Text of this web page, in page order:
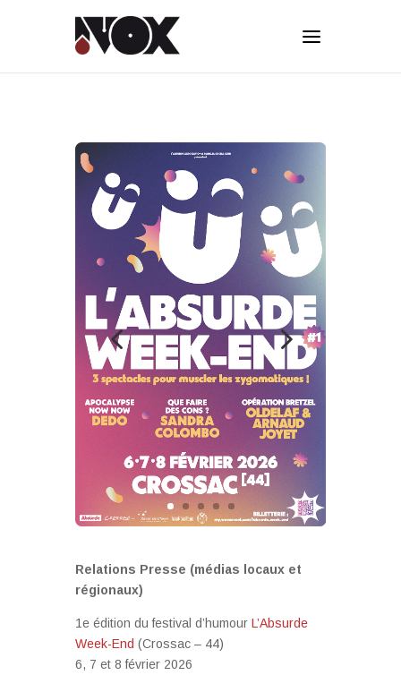
Relations Presse (médias locaux et
régionaux)
1e édition du festival d’humour L’Absurde
Week-End (Crossac – 44)
6, 7 et 8 février 2026